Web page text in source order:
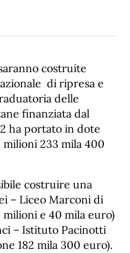
costruite
di ripresa e
delle
finanziata dal
ha portato in dote
milioni 233 mila 400
costruire una
– Liceo Marconi di
e 40 mila euro)
– Istituto Pacinotti
182 mila 300 euro).